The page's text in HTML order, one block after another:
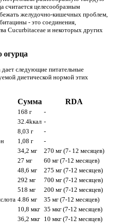
считается целесообразным
желудочно-кишечных проблем,
- это соединения,
Cucurbitaceae и некоторых других
огурца
следующие питательные
диетической нормой этих
Сумма RDA
168 г
-
32.4kкал -
8,03 г
-
1,08 г
-
34,2 мг
270 мг (7- 12 месяцев)
27 мг
60 мг (7-12 месяцев)
48,6 мг
275 мг (7-12 месяцев)
292 мг
700 мг (7-12 месяцев)
518 мг
200 мг (7-12 месяцев)
4.86 мг
35 мг (7-12 месяцев)
10,8 мкг 35 мкг (7-12 месяцев)
36,2 мкг 10 мкг (7-12 месяцев)